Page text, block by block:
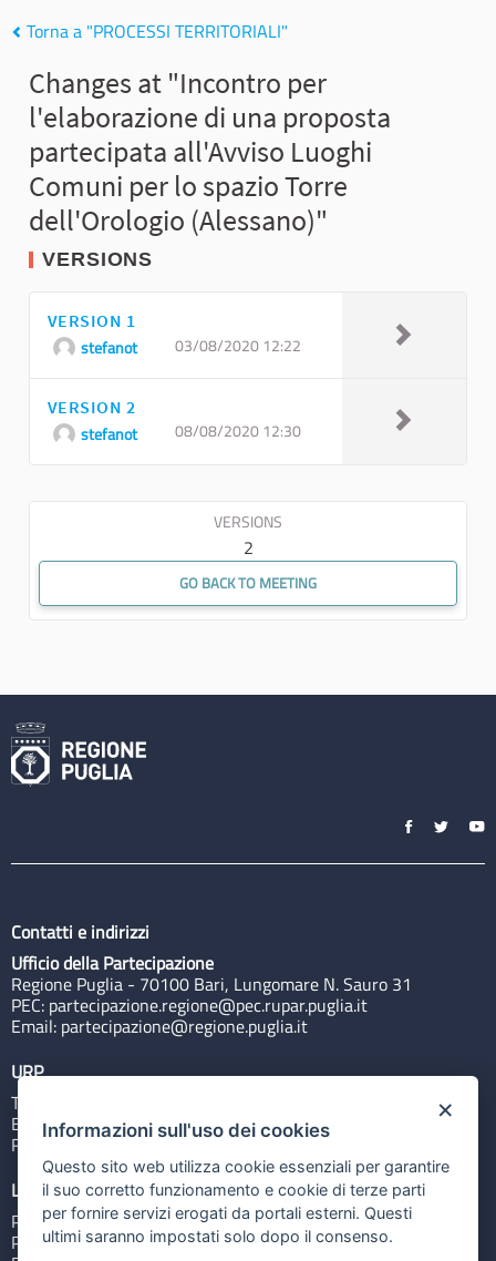
Torna a "PROCESSI TERRITORIALI"
Changes at "Incontro per
l'elaborazione di una proposta
partecipata all'Avviso Luoghi
Comuni per lo spazio Torre
dell'Orologio (Alessano)"
VERSIONS
VERSION 1
stefanot 03/08/2020 12:22
VERSION 2
stefanot 08/08/2020 12:30
VERSIONS
2
GO BACK TO MEETING
Contatti e indirizzi
Ufficio della Partecipazione
Regione Puglia - 70100 Bari, Lungomare N. Sauro 31
PEC: partecipazione.regione@pec.rupar.puglia.it
Email: partecipazione@regione.puglia.it
URP
Tel: 800713939
Email:quiregione@regione.puglia.it
Rubrica
Link utili
Portale Istituzionale
PO FESR Puglia 2014-2020
×
Informazioni sull'uso dei cookies
Questo sito web utilizza cookie essenziali per garantire
il suo corretto funzionamento e cookie di terze parti
per fornire servizi erogati da portali esterni. Questi
ultimi saranno impostati solo dopo il consenso.